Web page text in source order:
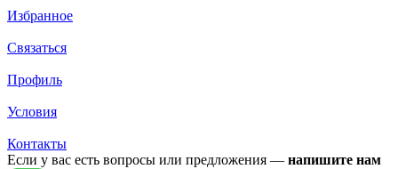
Избранное
Связаться
Профиль
Условия
Контакты
Если у вас есть вопросы или предложения — напишите нам